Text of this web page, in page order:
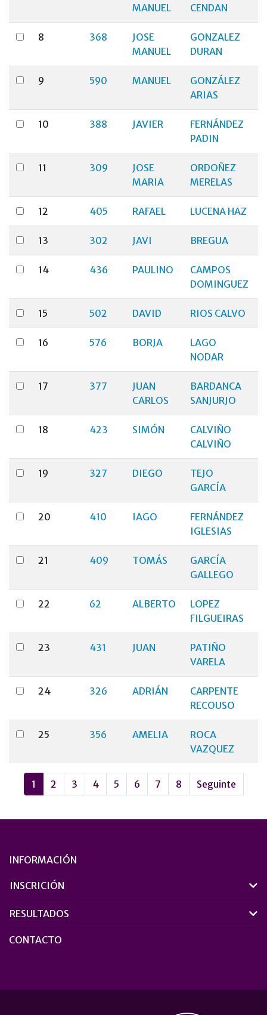
MANUEL
CENDAN
8 368
JOSE
MANUEL
GONZALEZ
DURAN
9 590 MANUEL
GONZÁLEZ
ARIAS
10 388 JAVIER
FERNÁNDEZ
PADIN
11 309
JOSE
MARIA
ORDOÑEZ
MERELAS
12 405 RAFAEL LUCENA HAZ
13 302 JAVI BREGUA
14 436 PAULINO
CAMPOS
DOMINGUEZ
15 502 DAVID RIOS CALVO
16 576 BORJA
LAGO
NODAR
17 377
JUAN
CARLOS
BARDANCA
SANJURJO
18 423 SIMÓN
CALVIÑO
CALVIÑO
19 327 DIEGO
TEJO
GARCÍA
20 410 IAGO
FERNÁNDEZ
IGLESIAS
21 409 TOMÁS
GARCÍA
GALLEGO
22 62 ALBERTO
LOPEZ
FILGUEIRAS
23 431 JUAN
PATIÑO
VARELA
24 326 ADRIÁN
CARPENTE
RECOUSO
25 356 AMELIA
ROCA
VAZQUEZ
1 2 3 4 5 6 7 8 Seguinte
INFORMACIÓN
INSCRICIÓN
RESULTADOS
CONTACTO